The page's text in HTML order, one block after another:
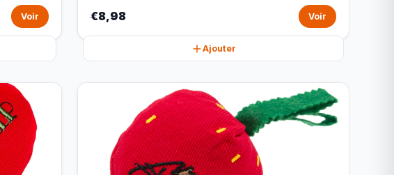
Voir €8,98 Voir
Ajouter